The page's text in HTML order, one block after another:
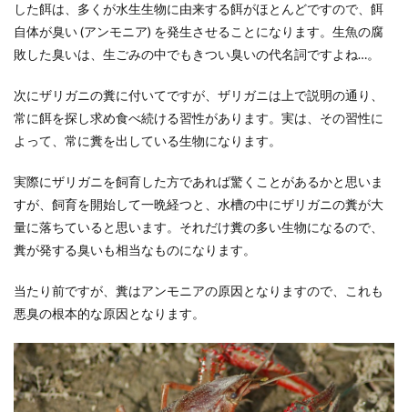
した餌は、多くが水生生物に由来する餌がほとんどですので、餌
自体が臭い (アンモニア) を発生させることになります。生魚の腐
敗した臭いは、生ごみの中でもきつい臭いの代名詞ですよね…。
次にザリガニの糞に付いてですが、ザリガニは上で説明の通り、
常に餌を探し求め食べ続ける習性があります。実は、その習性に
よって、常に糞を出している生物になります。
実際にザリガニを飼育した方であれば驚くことがあるかと思いま
すが、飼育を開始して一晩経つと、水槽の中にザリガニの糞が大
量に落ちていると思います。それだけ糞の多い生物になるので、
糞が発する臭いも相当なものになります。
当たり前ですが、糞はアンモニアの原因となりますので、これも
悪臭の根本的な原因となります。